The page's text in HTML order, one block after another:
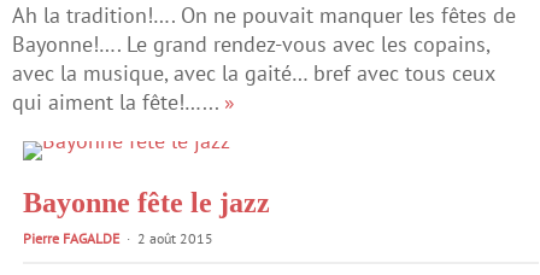
Ah la tradition!…. On ne pouvait manquer les fêtes de
Bayonne!…. Le grand rendez-vous avec les copains,
avec la musique, avec la gaité… bref avec tous ceux
qui aiment la fête!…... »
Bayonne fête le jazz
Pierre FAGALDE 2 août 2015